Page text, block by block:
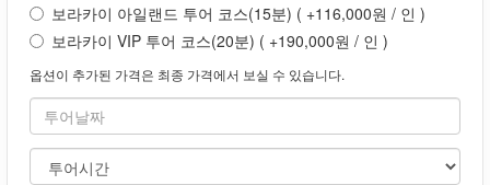
보라카이 아일랜드 투어 코스(15분) ( +116,000원 / 인 )
보라카이 VIP 투어 코스(20분) ( +190,000원 / 인 )
옵션이 추가된 가격은 최종 가격에서 보실 수 있습니다.